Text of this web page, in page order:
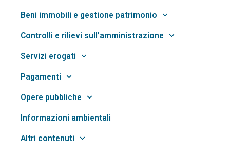
Beni immobili e gestione patrimonio
Controlli e rilievi sull’amministrazione
Servizi erogati
Pagamenti
Opere pubbliche
Informazioni ambientali
Altri contenuti